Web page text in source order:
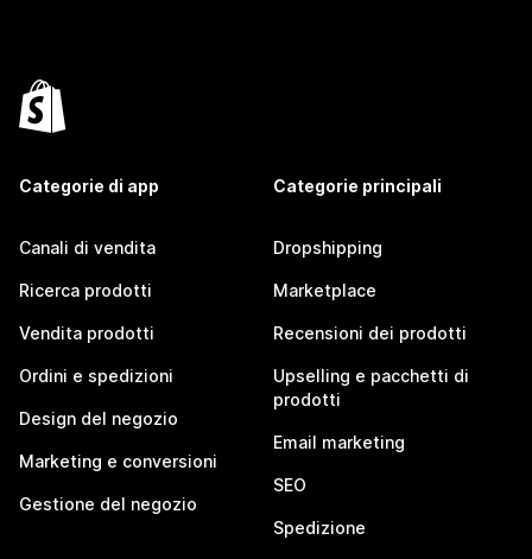
Categorie di app
Canali di vendita
Ricerca prodotti
Vendita prodotti
Ordini e spedizioni
Design del negozio
Marketing e conversioni
Gestione del negozio
Categorie principali
Dropshipping
Marketplace
Recensioni dei prodotti
Upselling e pacchetti di
prodotti
Email marketing
SEO
Spedizione